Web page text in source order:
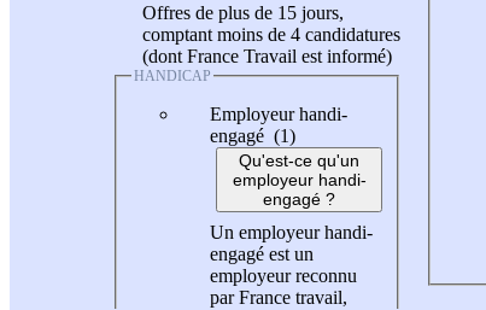
Offres de plus de 15 jours,
comptant moins de 4 candidatures
(dont France Travail est informé)
HANDICAP
Employeur handi-
engagé (1)
Qu'est-ce qu'un
employeur handi-
engagé ?
Un employeur handi-
engagé est un
employeur reconnu
par France travail,